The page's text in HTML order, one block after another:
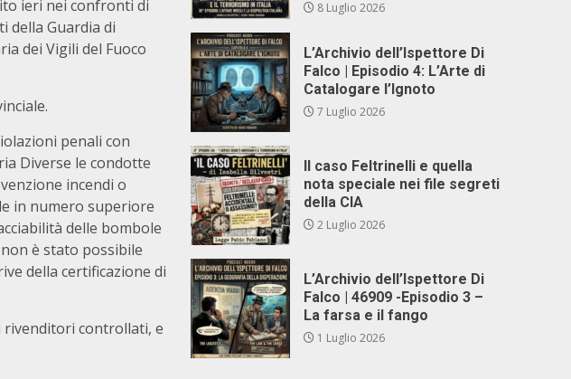
ieri nei confronti di
della Guardia di
dei Vigili del Fuoco
penali con
Diverse le condotte
incendi o
in numero superiore
delle bombole
è stato possibile
della certificazione di
rivenditori controllati, e
8 Luglio 2026
L’Archivio dell’Ispettore Di
Falco | Episodio 4: L’Arte di
Catalogare l’Ignoto
7 Luglio 2026
Il caso Feltrinelli e quella
nota speciale nei file segreti
della CIA
2 Luglio 2026
L’Archivio dell’Ispettore Di
Falco | 46909 -Episodio 3 –
La farsa e il fango
1 Luglio 2026